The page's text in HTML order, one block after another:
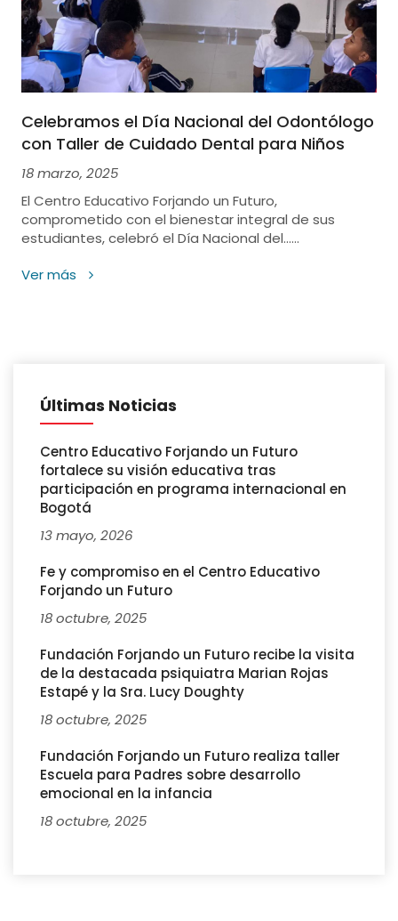
Celebramos el Día Nacional del Odontólogo
con Taller de Cuidado Dental para Niños
18 marzo, 2025
El Centro Educativo Forjando un Futuro,
comprometido con el bienestar integral de sus
estudiantes, celebró el Día Nacional del......
Ver más
Últimas Noticias
Centro Educativo Forjando un Futuro
fortalece su visión educativa tras
participación en programa internacional en
Bogotá
13 mayo, 2026
Fe y compromiso en el Centro Educativo
Forjando un Futuro
18 octubre, 2025
Fundación Forjando un Futuro recibe la visita
de la destacada psiquiatra Marian Rojas
Estapé y la Sra. Lucy Doughty
18 octubre, 2025
Fundación Forjando un Futuro realiza taller
Escuela para Padres sobre desarrollo
emocional en la infancia
18 octubre, 2025